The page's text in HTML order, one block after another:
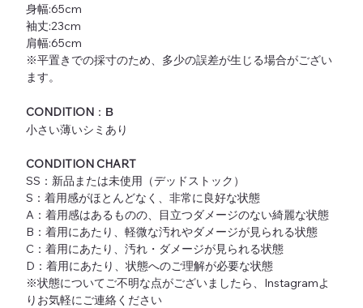
身幅:65cm
袖丈:23cm
肩幅:65cm
※平置きでの採寸のため、多少の誤差が生じる場合がござい
ます。
CONDITION ： B
小さい薄いシミあり
CONDITION CHART
SS：新品または未使用（デッドストック）
S：着用感がほとんどなく、非常に良好な状態
A：着用感はあるものの、目立つダメージのない綺麗な状態
B：着用にあたり、軽微な汚れやダメージが見られる状態
C：着用にあたり、汚れ・ダメージが見られる状態
D：着用にあたり、状態へのご理解が必要な状態
※状態についてご不明な点がございましたら、Instagramよ
りお気軽にご連絡ください